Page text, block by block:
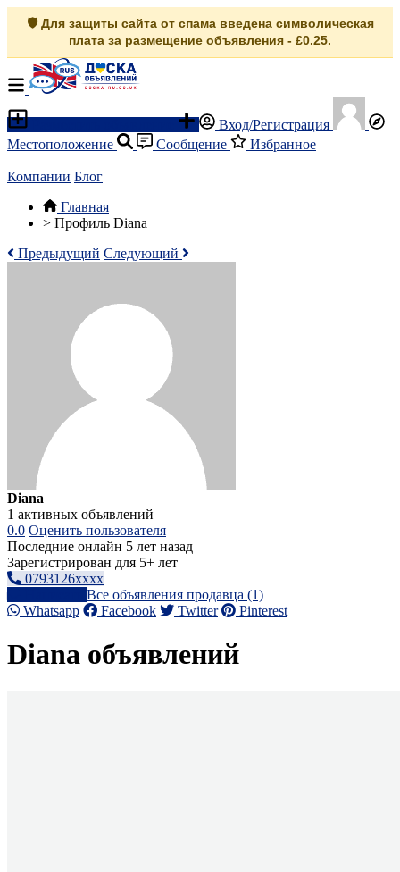
🛡️ Для защиты сайта от спама введена символическая
плата за размещение объявления - £0.25.
Вход/Регистрация
Местоположение
Сообщение Избранное
Компании Блог
Главная
> Профиль Diana
Предыдущий Следующий
Diana
1 активных объявлений
0.0 Оценить пользователя
Последние онлайн 5 лет назад
Зарегистрирован для 5+ лет
0793126xxxx
Все объявления продавца (1)
Whatsapp
Facebook Twitter Pinterest
Diana объявлений